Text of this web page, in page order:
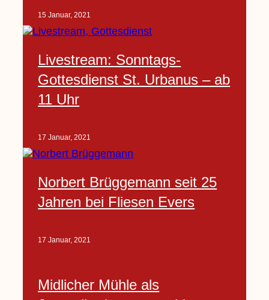
15 Januar, 2021
Livestream: Sonntags-
Gottesdienst St. Urbanus – ab
11 Uhr
17 Januar, 2021
Norbert Brüggemann seit 25
Jahren bei Fliesen Evers
17 Januar, 2021
Midlicher Mühle als